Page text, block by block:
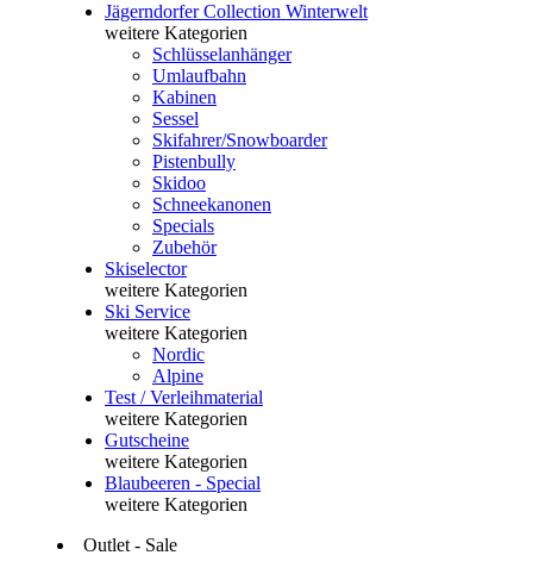
Jägerndorfer Collection Winterwelt
weitere Kategorien
Schlüsselanhänger
Umlaufbahn
Kabinen
Sessel
Skifahrer/Snowboarder
Pistenbully
Skidoo
Schneekanonen
Specials
Zubehör
Skiselector
weitere Kategorien
Ski Service
weitere Kategorien
Nordic
Alpine
Test / Verleihmaterial
weitere Kategorien
Gutscheine
weitere Kategorien
Blaubeeren - Special
weitere Kategorien
Outlet - Sale